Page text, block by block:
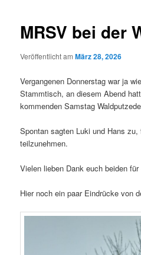
MRSV bei der
Veröffentlicht amMärz 28, 2026
Vergangenen Donnerstag war ja
Stammtisch, an diesem Abend
kommenden Samstag
Spontan sagten Luki und Hans zu,
teilzunehmen.
Vielen lieben Dank euch beiden
Hier noch ein paar Eindrücke von